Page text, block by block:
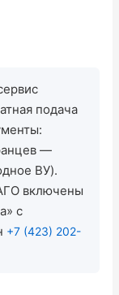
подача
—
ВУ).
включены
с
+7 (423) 202-